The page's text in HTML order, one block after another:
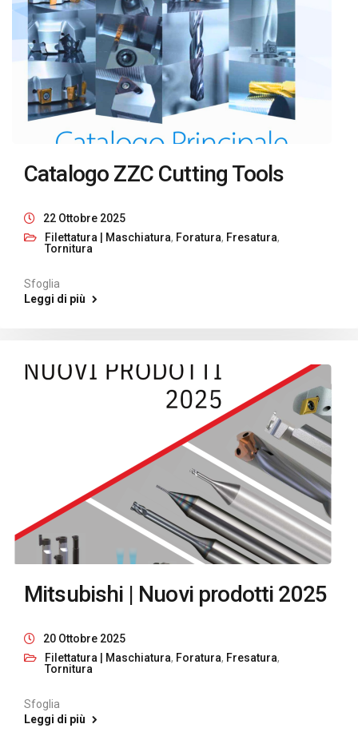
Catalogo ZZC Cutting Tools
22 Ottobre 2025
Filettatura | Maschiatura, Foratura, Fresatura,
Tornitura
Sfoglia
Leggi di più
Mitsubishi | Nuovi prodotti 2025
20 Ottobre 2025
Filettatura | Maschiatura, Foratura, Fresatura,
Tornitura
Sfoglia
Leggi di più